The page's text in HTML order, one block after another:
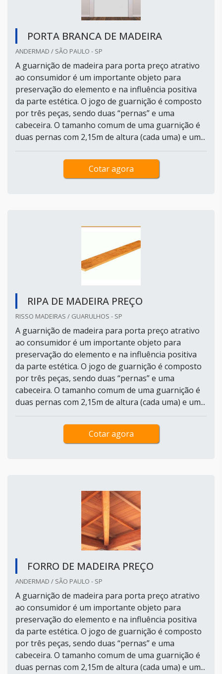
PORTA BRANCA DE MADEIRA
ANDERMAD / SÃO PAULO - SP
A guarnição de madeira para porta preço atrativo
ao consumidor é um importante objeto para
preservação do elemento e na influência positiva
da parte estética. O jogo de guarnição é composto
por três peças, sendo duas “pernas” e uma
cabeceira. O tamanho comum de uma guarnição é
duas pernas com 2,15m de altura (cada uma) e um...
Cotar agora
RIPA DE MADEIRA PREÇO
RISSO MADEIRAS / GUARULHOS - SP
A guarnição de madeira para porta preço atrativo
ao consumidor é um importante objeto para
preservação do elemento e na influência positiva
da parte estética. O jogo de guarnição é composto
por três peças, sendo duas “pernas” e uma
cabeceira. O tamanho comum de uma guarnição é
duas pernas com 2,15m de altura (cada uma) e um...
Cotar agora
FORRO DE MADEIRA PREÇO
ANDERMAD / SÃO PAULO - SP
A guarnição de madeira para porta preço atrativo
ao consumidor é um importante objeto para
preservação do elemento e na influência positiva
da parte estética. O jogo de guarnição é composto
por três peças, sendo duas “pernas” e uma
cabeceira. O tamanho comum de uma guarnição é
duas pernas com 2,15m de altura (cada uma) e um...